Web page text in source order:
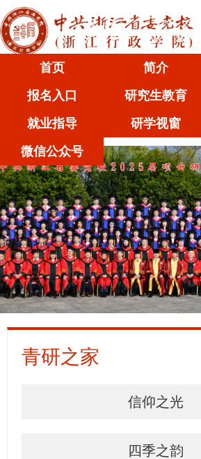
首页 简介
报名入口
研究生教育
就业指导
研学视窗
微信公众号
青研之家
信仰之光
四季之韵